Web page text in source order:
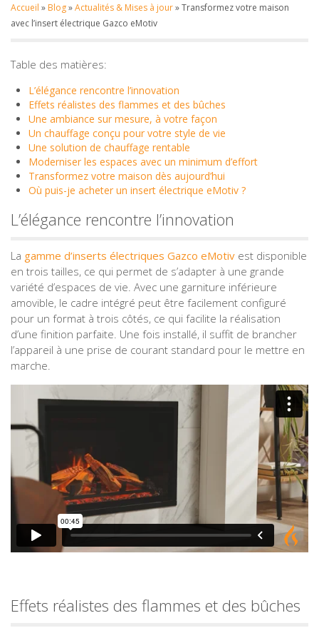
Accueil » Blog»Actualités & Mises à jour»Transformez votre maison
avec l’insert électrique Gazco eMotiv
Table des matières:
L’élégance rencontre l’innovation
Effets réalistes des flammes et des bûches
Une ambiance sur mesure, à votre façon
Un chauffage conçu pour votre style de vie
Une solution de chauffage rentable
Moderniser les espaces avec un minimum d’effort
Transformez votre maison dès aujourd’hui
Où puis-je acheter un insert électrique eMotiv ?
L’élégance rencontre l’innovation
La gamme d’inserts électriques Gazco eMotiv est disponible
en trois tailles, ce qui permet de s’adapter à une grande
variété d’espaces de vie. Avec une garniture inférieure
amovible, le cadre intégré peut être facilement configuré
pour un format à trois côtés, ce qui facilite la réalisation
d’une finition parfaite. Une fois installé, il suffit de brancher
l’appareil à une prise de courant standard pour le mettre en
marche.
Effets réalistes des flammes et des bûches